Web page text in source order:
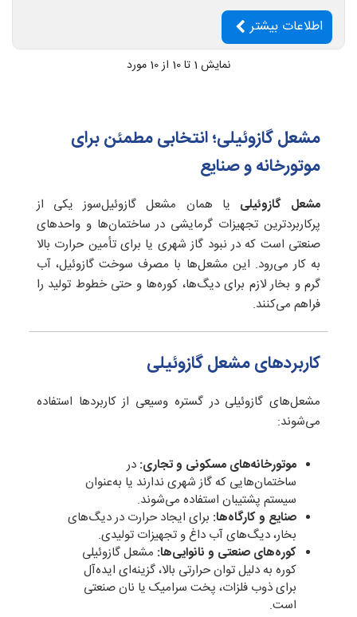
اطلاعات بیشتر
نمایش 1 تا 10 از 10 مورد
مشعل گازوئیلی؛ انتخابی مطمئن برای
موتورخانه و صنایع
مشعل گازوئیلی یا همان مشعل گازوئیل‌سوز یکی از
پرکاربردترین تجهیزات گرمایشی در ساختمان‌ها و واحدهای
صنعتی است که در نبود گاز شهری یا برای تأمین حرارت بالا
به کار می‌رود. این مشعل‌ها با مصرف سوخت گازوئیل، آب
گرم و بخار لازم برای دیگ‌ها، کوره‌ها و حتی خطوط تولید را
فراهم می‌کنند.
کاربردهای مشعل گازوئیلی
مشعل‌های گازوئیلی در گستره وسیعی از کاربردها استفاده
می‌شوند:
موتورخانه‌های مسکونی و تجاری: در
ساختمان‌هایی که گاز شهری ندارند یا به‌عنوان
سیستم پشتیبان استفاده می‌شوند.
صنایع و کارگاه‌ها: برای ایجاد حرارت در دیگ‌های
بخار، دیگ‌های آب داغ و تجهیزات تولیدی.
کوره‌های صنعتی و نانوایی‌ها: مشعل گازوئیلی
کوره به دلیل توان حرارتی بالا، گزینه‌ای ایده‌آل
برای ذوب فلزات، پخت سرامیک یا نان صنعتی
است.